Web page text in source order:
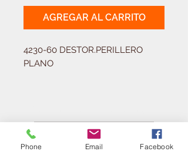
AGREGAR AL CARRITO
4230-60 DESTOR.PERILLERO
PLANO
¿Necesitas equipar tu
ferretería?
Phone Email Facebook